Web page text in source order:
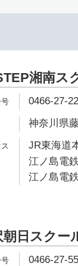
湘南ス
0466-27-
神奈川県
JR東海道
江ノ島電
江ノ島電
朝日スクー
0466-27-